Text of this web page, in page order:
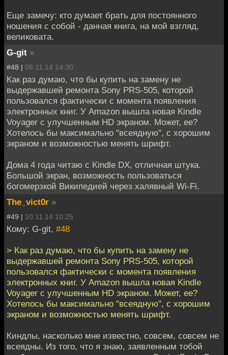
Еще замечу: кто думает брать для постоянного
ношения с собой - данная книга, на мой взгляд,
великовата.
G-git »
#48 | 08.11.14 14:30
Как раз думаю, что бы купить на замену не
выдержавшей ремонта Sony PRS-505, которой
пользовался фактически с момента появления
электронных книг. У Amazon вышла новая Kindle
Voyager с улучшенным HD экраном. Может, ее?
Хотелось бы максимально "всеядную", с хорошим
экраном и возможностью менять шрифт.
Дома 4 года читаю с Kindle DX, отличная штука.
Большой экран, возможность пользоваться
богомерзкой Википедией через халявный Wi-Fi.
The_vict0r »
#49 | 10.11.14 10:25
Кому: G-git, #48
> Как раз думаю, что бы купить на замену не
выдержавшей ремонта Sony PRS-505, которой
пользовался фактически с момента появления
электронных книг. У Amazon вышла новая Kindle
Voyager с улучшенным HD экраном. Может, ее?
Хотелось бы максимально "всеядную", с хорошим
экраном и возможностью менять шрифт.
Киндлы, насколько мне известно, совсем, совсем не
всеядны. Из того, что я знаю, заявленным тобой